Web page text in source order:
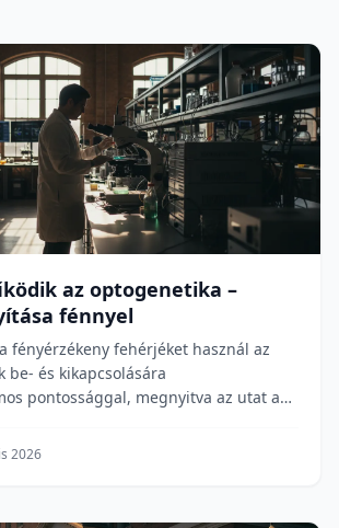
az optogenetika –
fénnyel
fényérzékeny fehérjéket használ az
be- és kikapcsolására
pontossággal, megnyitva az utat a
2026